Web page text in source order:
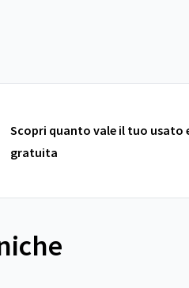
Scopri quanto vale il tuo usato
gratuita